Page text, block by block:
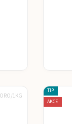
1KG
TIP
AKCE